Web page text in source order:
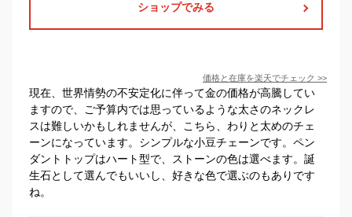
ショップでみる
価格と在庫を楽天でチェック >>
現在、世界情勢の不安定化に伴って金の価格が高騰してい
ますので、ご予算内では思っているような太さのネックレ
スは難しいかもしれませんが、こちら、わりと太めのチェ
ーンになっています。シンプルな小豆チェーンです。ペン
ダントトップはハート型で、ストーンの色は選べます。誕
生石として選んでもいいし、好きな色で選ぶのもありです
ね。